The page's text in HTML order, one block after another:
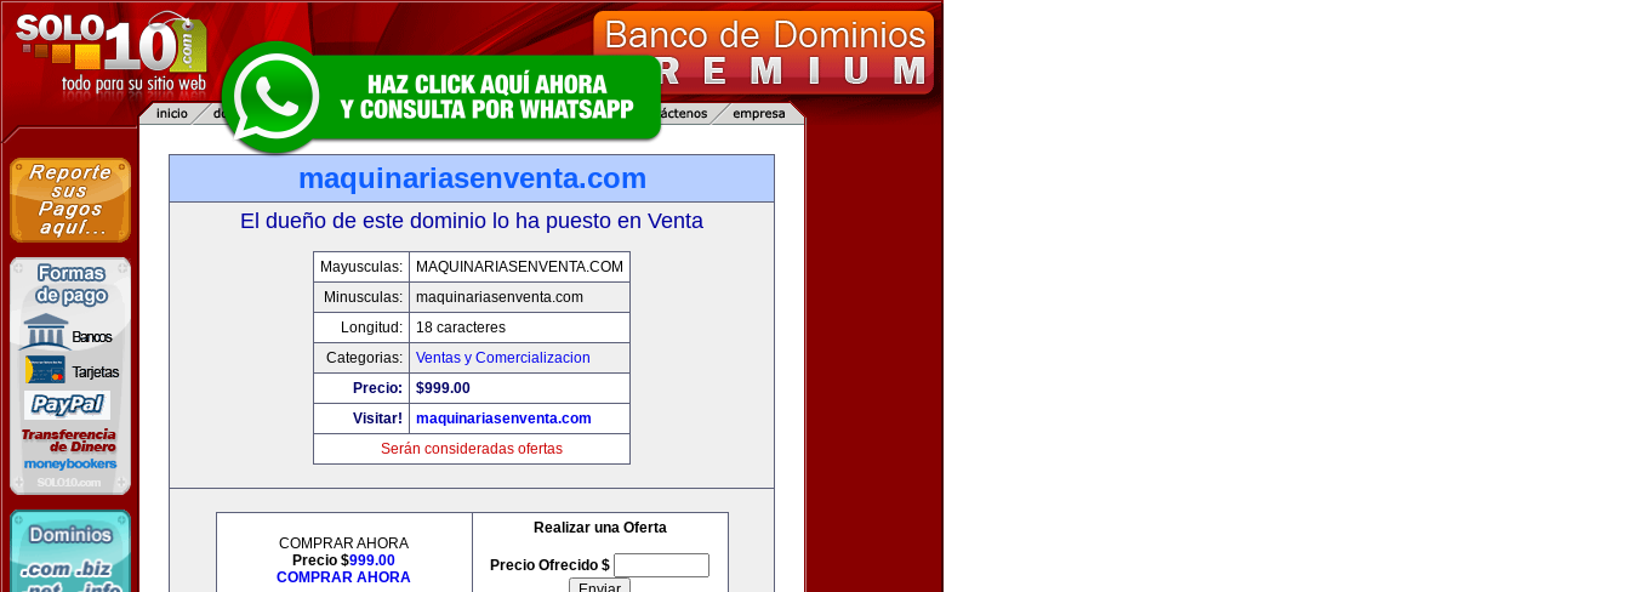
maquinariasenventa.com
El dueño de este dominio lo ha puesto en Venta
Mayusculas:
MAQUINARIASENVENTA.COM
Minusculas:
maquinariasenventa.com
Longitud:
18 caracteres
Categorias:
Ventas y Comercializacion
Precio:
$999.00
Visitar!
maquinariasenventa.com
Serán consideradas ofertas
COMPRAR AHORA
Precio $999.00
COMPRAR AHORA
Realizar una Oferta
Precio Ofrecido $